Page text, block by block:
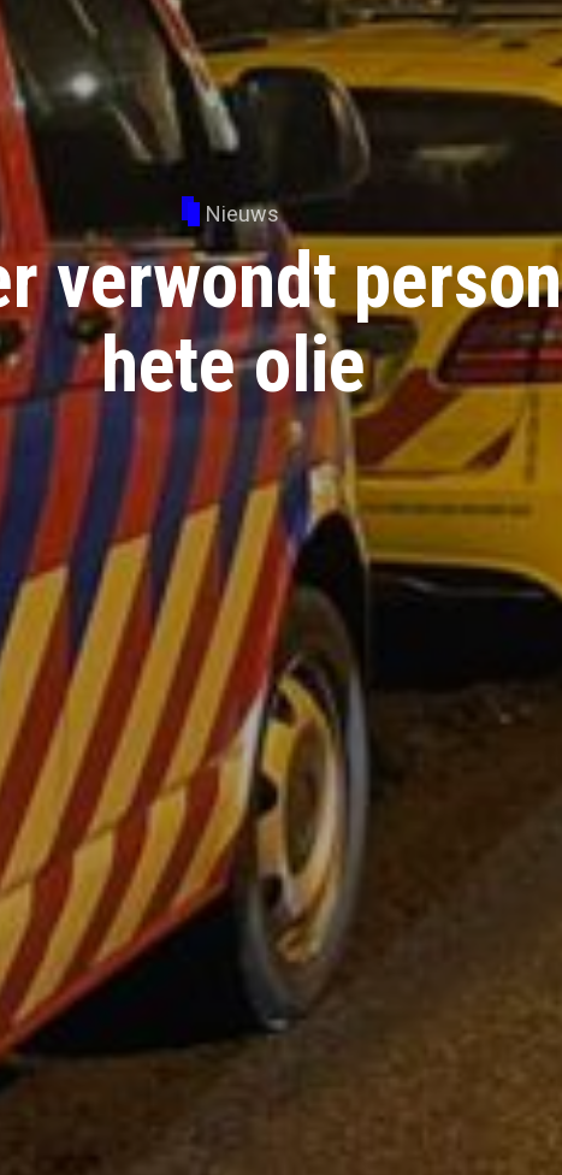
Nieuws
verwondt
hete olie